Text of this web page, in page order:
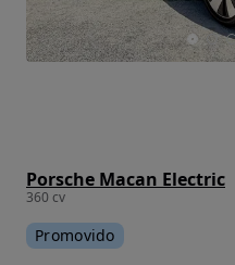
Porsche Macan Electric
360 cv
Promovido